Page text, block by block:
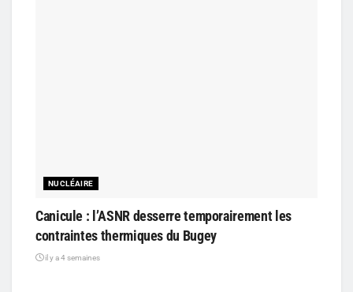
NUCLÉAIRE
Canicule : l’ASNR desserre temporairement les
contraintes thermiques du Bugey
il y a 4 semaines